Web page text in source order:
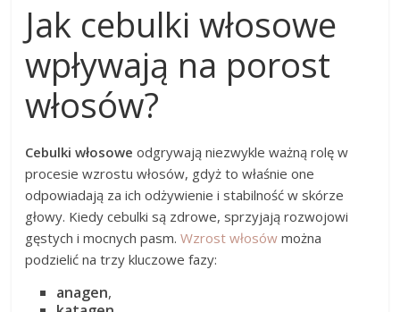
Jak cebulki włosowe
wpływają na porost
włosów?
Cebulki włosowe odgrywają niezwykle ważną rolę w
procesie wzrostu włosów, gdyż to właśnie one
odpowiadają za ich odżywienie i stabilność w skórze
głowy. Kiedy cebulki są zdrowe, sprzyjają rozwojowi
gęstych i mocnych pasm.Wzrost włosów można
podzielić na trzy kluczowe fazy:
anagen,